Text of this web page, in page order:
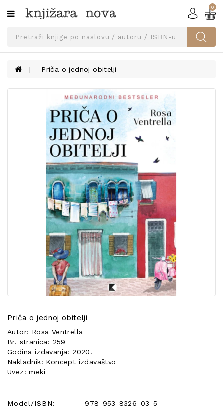
Kategorije
SVEUČILIŠNA
UDŽBENICI
KNJIGE
PRIBOR
0
Priča o jednoj obitelji
Priča o jednoj obitelji
Autor: Rosa Ventrella
Br. stranica: 259
Godina izdavanja: 2020.
Nakladnik: Koncept izdavaštvo
Uvez: meki
Model/ISBN:
978-953-8326-03-5